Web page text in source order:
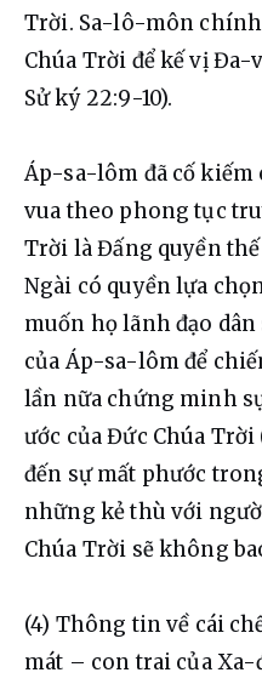
Trời. Sa-lô-môn chính
Chúa Trời để kế vị Đa-
Sử ký 22:9-10).
Áp-sa-lôm đã cố
vua theo phong tục
Trời là Đấng quyền
Ngài có quyền lựa
muốn họ lãnh đạo dân
của Áp-sa-lôm để
lần nữa chứng minh
ước của Đức Chúa
đến sự mất phước
những kẻ thù với
Chúa Trời sẽ không
(4) Thông tin về cái
mát – con trai của